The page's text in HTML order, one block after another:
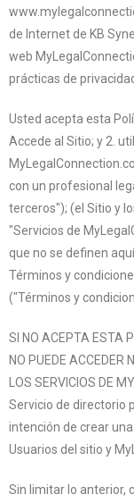
de Internet de KB
web
prácticas de
Usted acepta esta
Accede al Sitio; y 2.
con un profesional
terceros"); (el Sitio y
"Servicios de
que no se definen
Términos y
("Términos y
SI NO ACEPTA ESTA
NO PUEDE ACCEDER
LOS SERVICIOS DE
Servicio de directorio
intención de crear
Usuarios del sitio y
Sin limitar lo anterior,